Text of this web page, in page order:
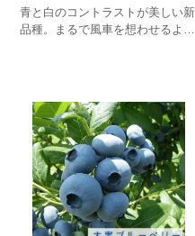
青と白のコントラストが美しい新
品種。まるで風車を想わせるよう